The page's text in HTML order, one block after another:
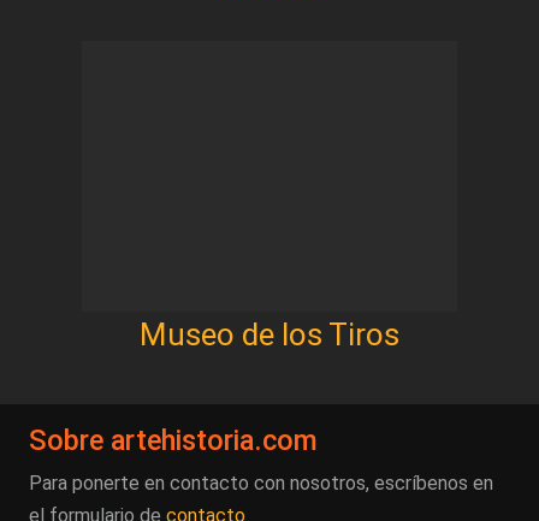
Museo de los Tiros
Sobre artehistoria.com
Para ponerte en contacto con nosotros, escríbenos en
el formulario de contacto